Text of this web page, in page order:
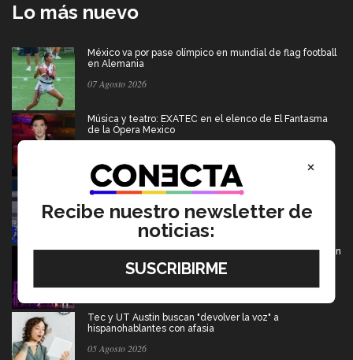
Lo más nuevo
México va por pase olímpico en mundial de flag football
en Alemania
07 Agosto 2026
Música y teatro: EXATEC en el elenco de El Fantasma
de la Ópera Mexico
Borregos CCM van por el campeonato en liga mayor de
americano
06 Agosto 2026
De PrepaTec Qro al mundo: el escenario donde nació un
gran sueño
Tec y UT Austin buscan "devolver la voz" a
hispanohablantes con afasia
05 Agosto 2026
×
Recibe nuestro newsletter de
noticias: